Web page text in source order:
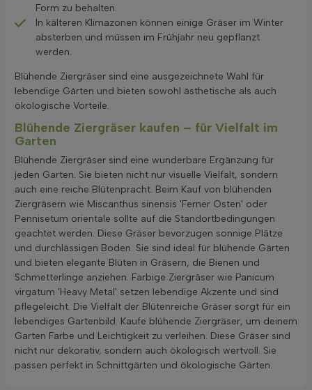
Form zu behalten.
In kälteren Klimazonen können einige Gräser im Winter
absterben und müssen im Frühjahr neu gepflanzt
werden.
Blühende Ziergräser sind eine ausgezeichnete Wahl für
lebendige Gärten und bieten sowohl ästhetische als auch
ökologische Vorteile.
Blühende Ziergräser kaufen – für Vielfalt im
Garten
Blühende Ziergräser sind eine wunderbare Ergänzung für
jeden Garten. Sie bieten nicht nur visuelle Vielfalt, sondern
auch eine reiche Blütenpracht. Beim Kauf von blühenden
Ziergräsern wie Miscanthus sinensis 'Ferner Osten' oder
Pennisetum orientale sollte auf die Standortbedingungen
geachtet werden. Diese Gräser bevorzugen sonnige Plätze
und durchlässigen Boden. Sie sind ideal für blühende Gärten
und bieten elegante Blüten in Gräsern, die Bienen und
Schmetterlinge anziehen. Farbige Ziergräser wie Panicum
virgatum 'Heavy Metal' setzen lebendige Akzente und sind
pflegeleicht. Die Vielfalt der Blütenreiche Gräser sorgt für ein
lebendiges Gartenbild. Kaufe blühende Ziergräser, um deinem
Garten Farbe und Leichtigkeit zu verleihen. Diese Gräser sind
nicht nur dekorativ, sondern auch ökologisch wertvoll. Sie
passen perfekt in Schnittgärten und ökologische Gärten.